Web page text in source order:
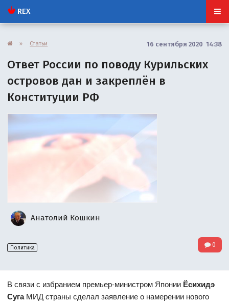
REX
» Статьи 16 сентября 2020 14:38
Ответ России по поводу Курильских
островов дан и закреплён в
Конституции РФ
Анатолий Кошкин
Политика 0
В связи с избранием премьер-министром Японии Ёсихидэ
СугаМИД страны сделал заявление о намерении нового